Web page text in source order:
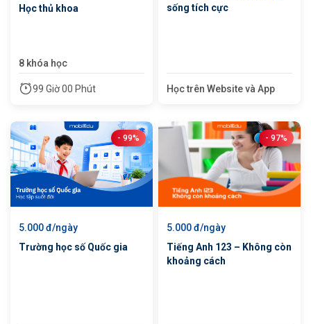
Học thủ khoa
8 khóa học
99 Giờ 00 Phút
sống tích cực
Học trên Website và App
- 99%
5.000 đ/ngày
Trường học số Quốc gia
- 97%
5.000 đ/ngày
Tiếng Anh 123 – Không còn
khoảng cách